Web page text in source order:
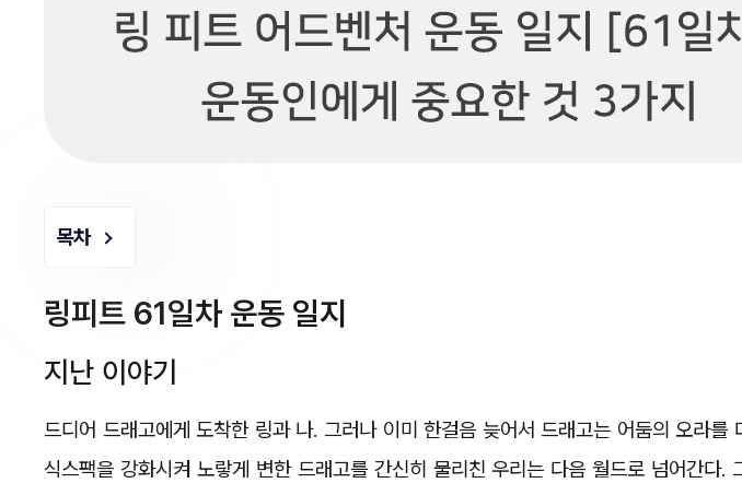
목차
링피트 61일차 운동 일지
지난 이야기
드디어 드래고에게 도착한 링과 나. 그러나 이미 한걸음 늦어서 드래고는 어둠의 오라를
식스팩을 강화시켜 노랗게 변한 드래고를 간신히 물리친 우리는 다음 월드로 넘어간다.